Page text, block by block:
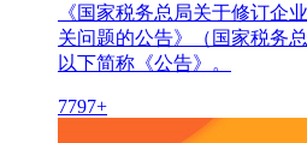
《国家税务总局关于修订企
关问题的公告》（国家税务
以下简称《公告》。
7797+